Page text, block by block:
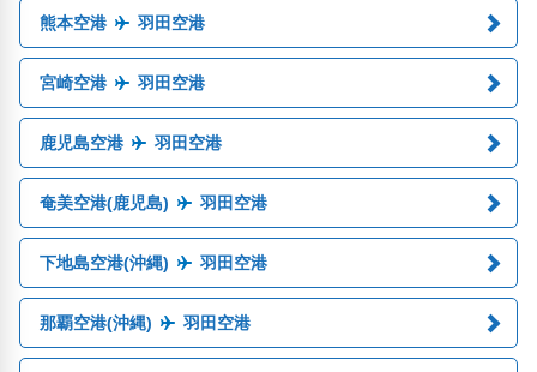
熊本空港 羽田空港
宮崎空港 羽田空港
鹿児島空港 羽田空港
奄美空港(鹿児島) 羽田空港
下地島空港(沖縄) 羽田空港
那覇空港(沖縄) 羽田空港